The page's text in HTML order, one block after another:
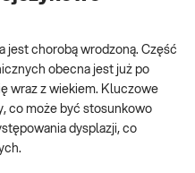
jest chorobą wrodzoną. Część
obecna jest już po
wraz z wiekiem. Kluczowe
co może być stosunkowo
dysplazji, co